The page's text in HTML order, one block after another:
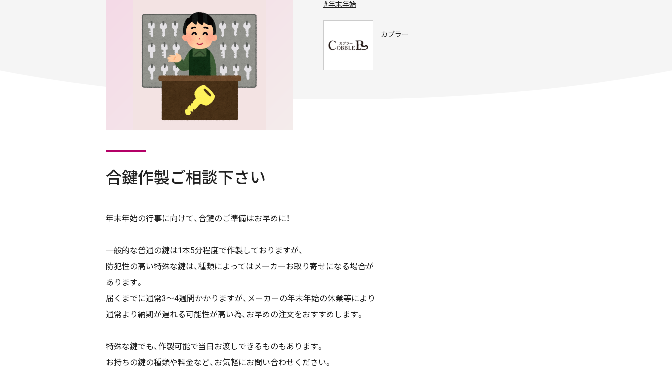
#年末年始
カブラー
合鍵作製ご相談下さい
年末年始の行事に向けて、合鍵のご準備はお早めに！
一般的な普通の鍵は1本5分程度で作製しておりますが、
防犯性の高い特殊な鍵は、種類によってはメーカーお取り寄せになる場合が
あります。
届くまでに通常3〜4週間かかりますが、メーカーの年末年始の休業等により
通常より納期が遅れる可能性が高い為、お早めの注文をおすすめします。
特殊な鍵でも、作製可能で当日お渡しできるものもあります。
お持ちの鍵の種類や料金など、お気軽にお問い合わせください。